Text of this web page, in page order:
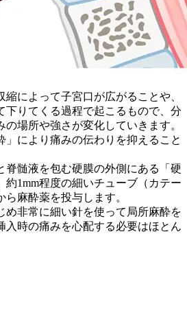
縮によって子宮口が広がることや、
下りてくる過程で起こるもので、分
場所や強さが変化していきます。
」により痛みの伝わりを抑えること
脊髄液を包む硬膜の外側にある「硬
約1mm程度の細いチューブ（カテー
麻酔薬を投与します。
め非常に細い針を使って局所麻酔を
入時の痛みを心配する必要はほとん